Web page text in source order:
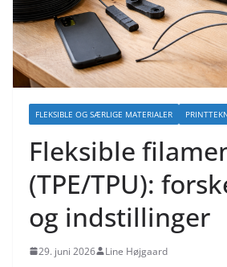
FLEKSIBLE OG SÆRLIGE MATERIALER
Fleksible
(TPE/TPU):
og indstillinger
29. juni 2026 Line Højgaard